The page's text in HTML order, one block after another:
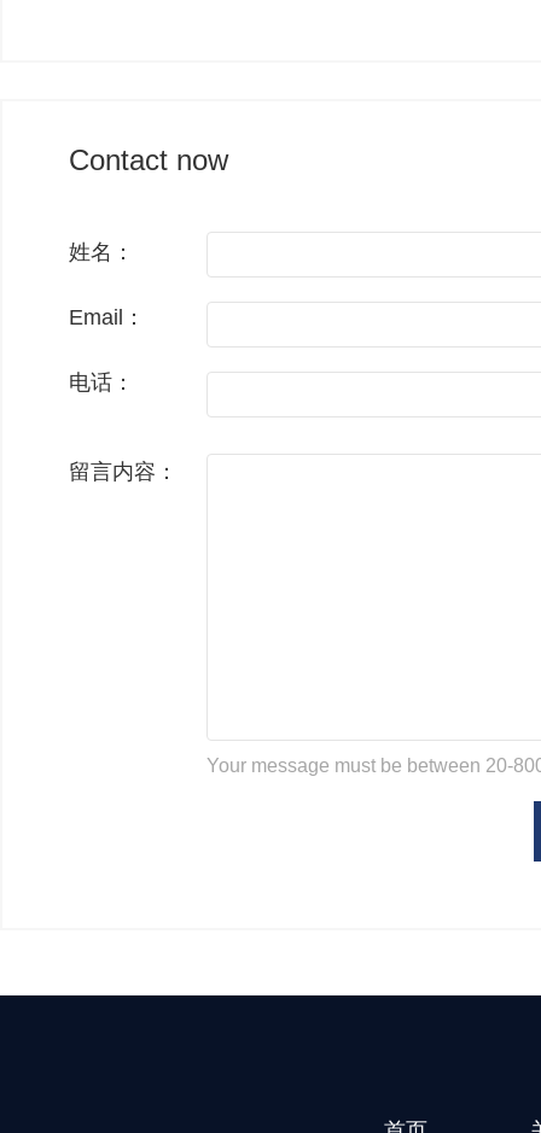
Contact now
姓名：
Email：
电话：
留言内容：
Your message must be between 20-